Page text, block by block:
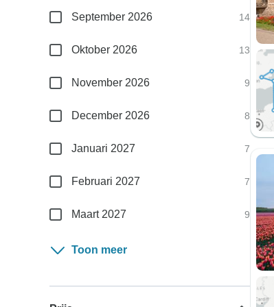
September 2026 14
Oktober 2026 13
November 2026 9
December 2026 8
Januari 2027 7
Februari 2027 7
Maart 2027 9
Toon meer